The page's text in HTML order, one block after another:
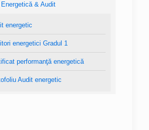
& Audit
energetic
energetici Gradul 1
performanţă energetică
Audit energetic